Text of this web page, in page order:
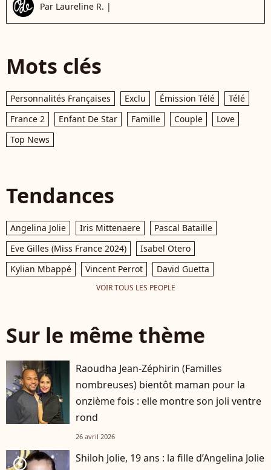
Par Laureline R. |
Mots clés
Personnalités Françaises Exclu Émission Télé
Télé
France 2
Enfant De Star Famille Couple
Love
Top News
Tendances
Angelina Jolie Iris Mittenaere
Pascal Bataille
Eve Gilles (Miss France 2024)
Isabel Otero
Kylian Mbappé
Vincent Perrot David Guetta
VOIR TOUS LES PEOPLE
Sur le même thème
Raoudha Jean-Zéphirin (Familles
nombreuses) bientôt maman pour la
onzième fois : elle montre son joli ventre
rond
26 avril 2026
player2
Shiloh Jolie, 19 ans : la fille d’Angelina Jolie